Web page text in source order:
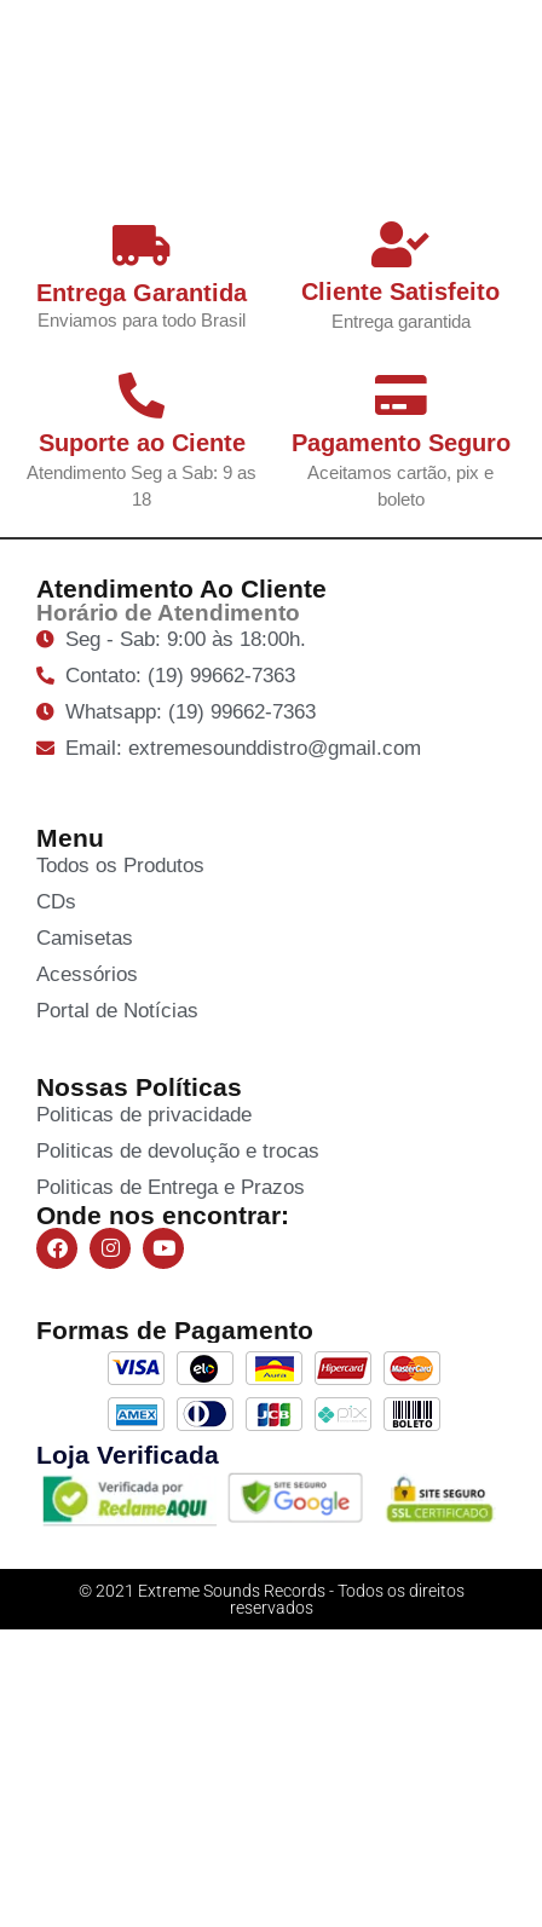
Entrega Garantida
Enviamos para todo Brasil
Cliente Satisfeito
Entrega garantida
Suporte ao Ciente
Atendimento Seg a Sab: 9 as
18
Pagamento Seguro
Aceitamos cartão, pix e
boleto
Atendimento Ao Cliente
Horário de Atendimento
Seg - Sab: 9:00 às 18:00h.
Contato: (19) 99662-7363
Whatsapp: (19) 99662-7363
Email: extremesounddistro@gmail.com
Menu
Todos os Produtos
CDs
Camisetas
Acessórios
Portal de Notícias
Nossas Políticas
Politicas de privacidade
Politicas de devolução e trocas
Politicas de Entrega e Prazos
Onde nos encontrar:
Formas de Pagamento
Loja Verificada
© 2021 Extreme Sounds Records - Todos os direitos
reservados